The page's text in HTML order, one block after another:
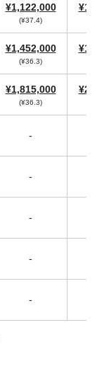
¥1,122,000
(¥37.4)
¥1,452,000
(¥36.3)
¥1,815,000
(¥36.3)
-
-
-
-
-